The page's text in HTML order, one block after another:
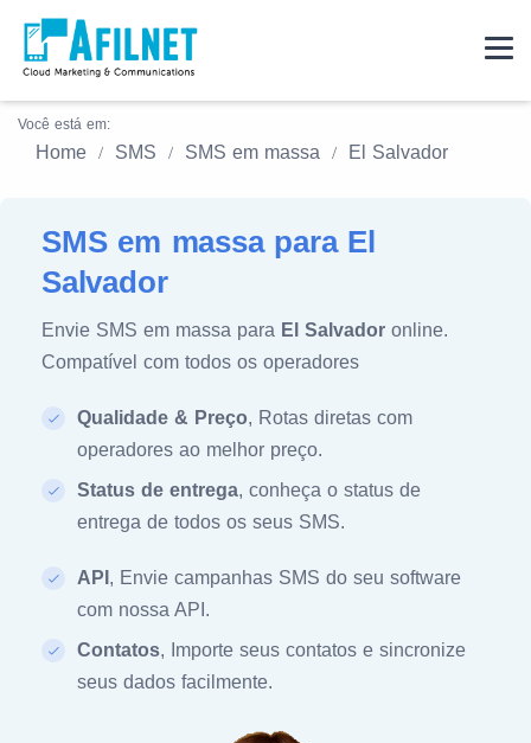
Você está em:
Home SMS SMS em massa El Salvador
SMS em massa para El
Salvador
Envie SMS em massa para El Salvador online.
Compatível com todos os operadores
Qualidade & Preço, Rotas diretas com
operadores ao melhor preço.
Status de entrega, conheça o status de
entrega de todos os seus SMS.
API , Envie campanhas SMS do seu software
com nossa API.
Contatos, Importe seus contatos e sincronize
seus dados facilmente.